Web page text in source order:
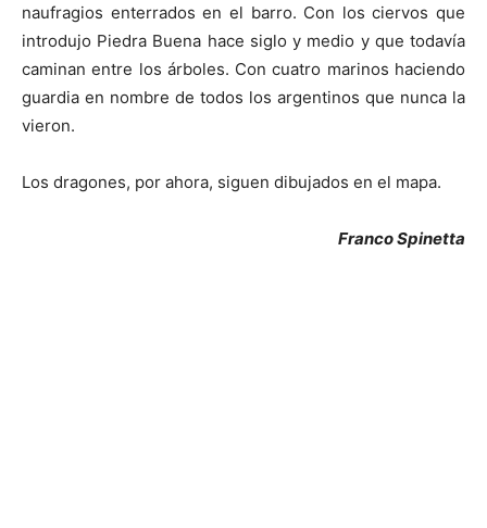
naufragios enterrados en el barro. Con los ciervos que
introdujo Piedra Buena hace siglo y medio y que todavía
caminan entre los árboles. Con cuatro marinos haciendo
guardia en nombre de todos los argentinos que nunca la
vieron.
Los dragones, por ahora, siguen dibujados en el mapa.
Franco Spinetta